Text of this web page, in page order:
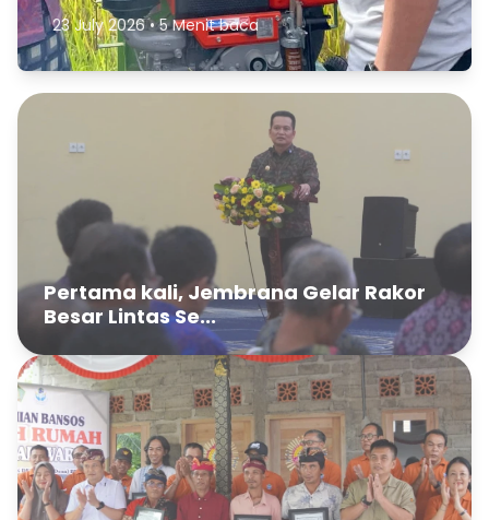
23 July 2026 • 5 Menit baca
Pertama kali, Jembrana Gelar Rakor
Besar Lintas Se...